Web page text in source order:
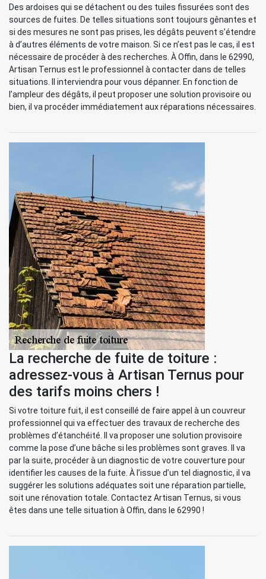
Des ardoises qui se détachent ou des tuiles fissurées sont des
sources de fuites. De telles situations sont toujours gênantes et
si des mesures ne sont pas prises, les dégâts peuvent s’étendre
à d’autres éléments de votre maison. Si ce n’est pas le cas, il est
nécessaire de procéder à des recherches. À Offin, dans le 62990,
Artisan Ternus est le professionnel à contacter dans de telles
situations. Il interviendra pour vous dépanner. En fonction de
l’ampleur des dégâts, il peut proposer une solution provisoire ou
bien, il va procéder immédiatement aux réparations nécessaires.
La recherche de fuite de toiture :
adressez-vous à Artisan Ternus pour
des tarifs moins chers !
Si votre toiture fuit, il est conseillé de faire appel à un couvreur
professionnel qui va effectuer des travaux de recherche des
problèmes d’étanchéité. Il va proposer une solution provisoire
comme la pose d’une bâche si les problèmes sont graves. Il va
par la suite, procéder à un diagnostic de votre couverture pour
identifier les causes de la fuite. À l’issue d’un tel diagnostic, il va
suggérer les solutions adéquates soit une réparation partielle,
soit une rénovation totale. Contactez Artisan Ternus, si vous
êtes dans une telle situation à Offin, dans le 62990 !